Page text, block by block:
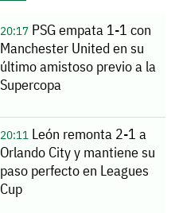
20:17PSG empata 1-1 con
Manchester United en su
último amistoso previo a la
Supercopa
20:11León remonta 2-1 a
Orlando City y mantiene su
paso perfecto en Leagues
Cup